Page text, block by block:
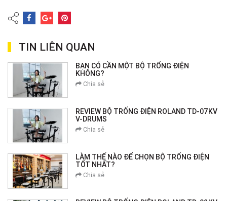
TIN LIÊN QUAN
BẠN CÓ CẦN MỘT BỘ TRỐNG ĐIỆN
KHÔNG?
Chia sẻ
REVIEW BỘ TRỐNG ĐIỆN ROLAND TD-07KV
V-DRUMS
Chia sẻ
LÀM THẾ NÀO ĐỂ CHỌN BỘ TRỐNG ĐIỆN
TỐT NHẤT?
Chia sẻ